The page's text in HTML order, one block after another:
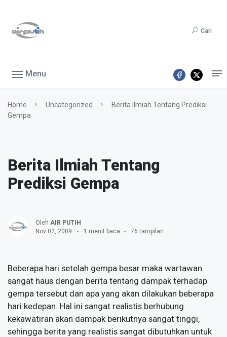
Cari
Menu
Home Uncategorized
Berita Ilmiah Tentang Prediksi
Gempa
Berita Ilmiah Tentang
Prediksi Gempa
Oleh AIR PUTIH
Nov 02, 2009
1 menit baca 76 tampilan
Beberapa hari setelah gempa besar maka wartawan
sangat haus dengan berita tentang dampak terhadap
gempa tersebut dan apa yang akan dilakukan beberapa
hari kedepan. Hal ini sangat realistis berhubung
kekawatiran akan dampak berikutnya sangat tinggi,
sehingga berita yang realistis sangat dibutuhkan untuk